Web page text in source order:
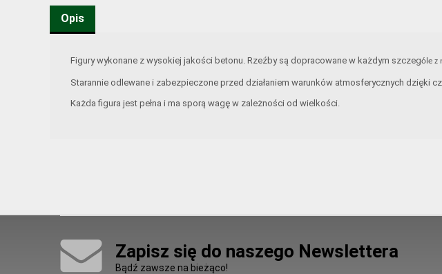
Opis
Figury wykonane z wysokiej jakości betonu. Rzeźby są dopracowane w każdym szczególe z
Starannie odlewane i zabezpieczone przed działaniem warunków atmosferycznych dzięki
Każda figura jest pełna i ma sporą wagę w zależności od wielkości.
Zapisz się do naszego Newslettera
Bądź zawsze na bieżąco!